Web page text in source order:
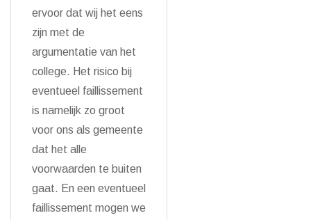
ervoor dat wij het eens
zijn met de
argumentatie van het
college. Het risico bij
eventueel faillissement
is namelijk zo groot
voor ons als gemeente
dat het alle
voorwaarden te buiten
gaat. En een eventueel
faillissement mogen we